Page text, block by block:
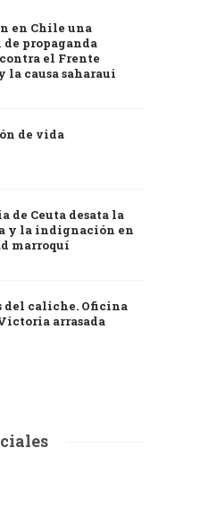
en Chile una
de propaganda
el Frente
la causa saharaui
de vida
de Ceuta desata la
y la indignación en
marroquí
del caliche. Oficina
arrasada